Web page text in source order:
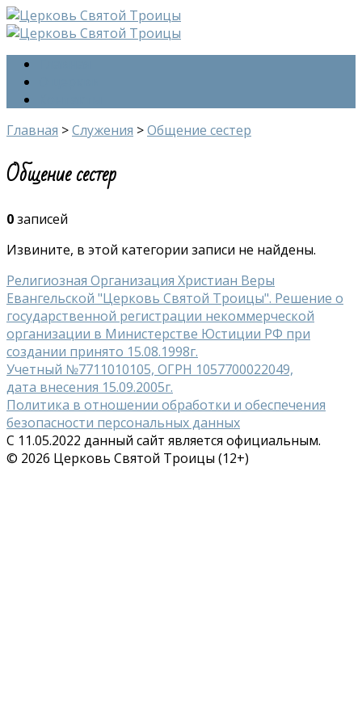
Главная >Служения >Общение сестер
Общение сестер
0записей
Извините, в этой категории записи не найдены.
Религиозная Организация Христиан Веры
Евангельской "Церковь Святой Троицы". Решение о
государственной регистрации некоммерческой
организации в Министерстве Юстиции РФ при
создании принято 15.08.1998г.
Учетный №7711010105, ОГРН 1057700022049,
дата внесения 15.09.2005г.
Политика в отношении обработки и обеспечения
безопасности персональных данных
С 11.05.2022 данный сайт является официальным.
© 2026 Церковь Святой Троицы (12+)